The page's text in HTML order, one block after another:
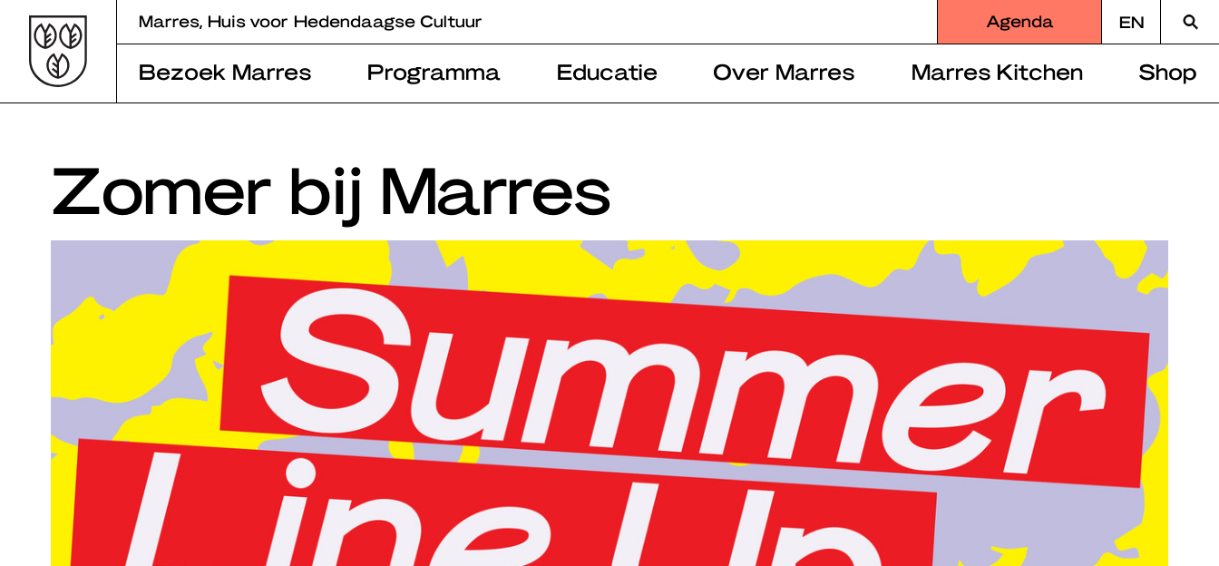
content
Marres, Huis voor Hedendaagse Cultuur Agenda EN
naar
Bezoek Marres Programma Educatie Over Marres Marres Kitchen Shop
Zomer bij Marres